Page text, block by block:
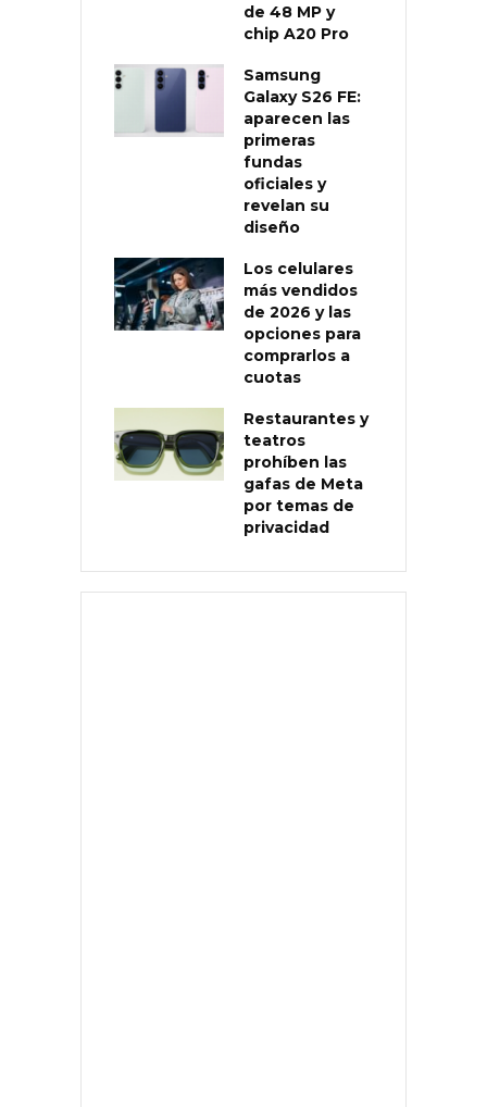
de 48 MP y
chip A20 Pro
Samsung
Galaxy S26 FE:
aparecen las
primeras
fundas
oficiales y
revelan su
diseño
Los celulares
más vendidos
de 2026 y las
opciones para
comprarlos a
cuotas
Restaurantes y
teatros
prohíben las
gafas de Meta
por temas de
privacidad